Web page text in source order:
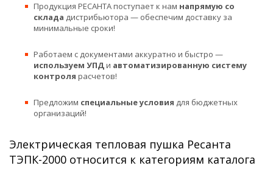
Продукция РЕСАНТА поступает к нам напрямую со
склада дистрибьютора — обеспечим доставку за
минимальные сроки!
Работаем с документами аккуратно и быстро —
используем УПДи автоматизированную систему
контроля расчетов!
Предложим специальные условия для бюджетных
организаций!
Электрическая тепловая пушка Ресанта
ТЭПК-2000 относится к категориям каталога